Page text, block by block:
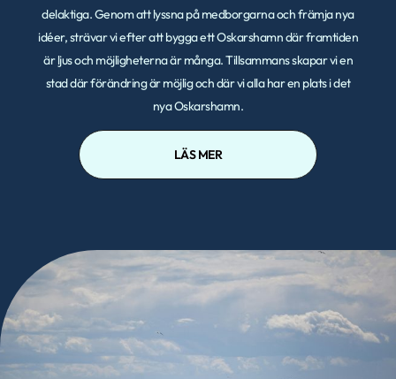
delaktiga. Genom att lyssna på medborgarna och främja nya
idéer, strävar vi efter att bygga ett Oskarshamn där framtiden
är ljus och möjligheterna är många. Tillsammans skapar vi en
stad där förändring är möjlig och där vi alla har en plats i det
nya Oskarshamn.
LÄS MER